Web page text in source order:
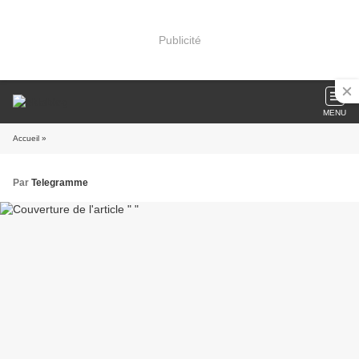
Publicité
MENU
Accueil »
Par Telegramme